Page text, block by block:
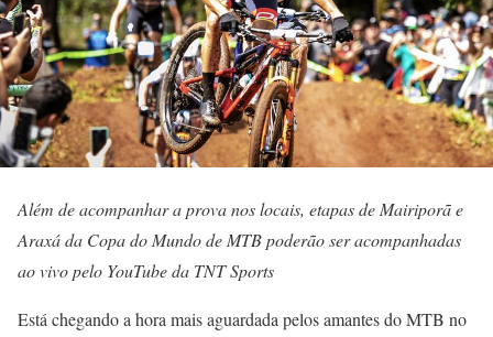
Além de acompanhar a prova nos locais, etapas de Mairiporã e
Araxá da Copa do Mundo de MTB poderão ser acompanhadas
ao vivo pelo YouTube da TNT Sports
Está chegando a hora mais aguardada pelos amantes do MTB no